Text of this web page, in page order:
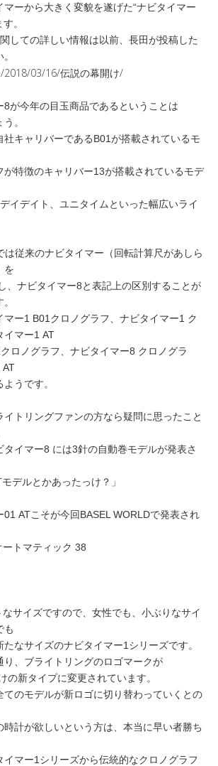
マーから大きく変貌を遂げた“ナビタイマー
。
しての詳しい情報は以前、長田が投稿した
03/16/伝説の幕開け/
が今年の目玉商品であるということは
。
社キャリバーであるB01が搭載されているモ
が特徴のキャリバー13が搭載されているモデ
イデイト、ユニタイムといった幅広いライ
従来のナビタイマー（回転計算尺があしら
を
、ナビタイマー8と表記上の区別することが
マー1 B01クロノグラフ、ナビタイマー1 ク
イマー1 AT
ロノグラフ、ナビタイマー8 クロノグラ
AT
うです。
トリングファンの方なら疑問に思ったこと
タイマー8 には3針の自動巻モデルが発表さ
デルとかあったっけ？」
ATこそが今回BASEL WORLDで発表され
ートマティック 38
サイズですので、女性でも、小ぶりなサイ
も
なサイズのナビタイマー1シリーズです。
り、ブライトリングのロゴマークが
の新タイプに変更されています。
てのモデルが新ロゴに切り替わっていくとの
時計が欲しいという方は、本当に早い者勝ち
マー1シリーズから伝統的なクロノグラフ